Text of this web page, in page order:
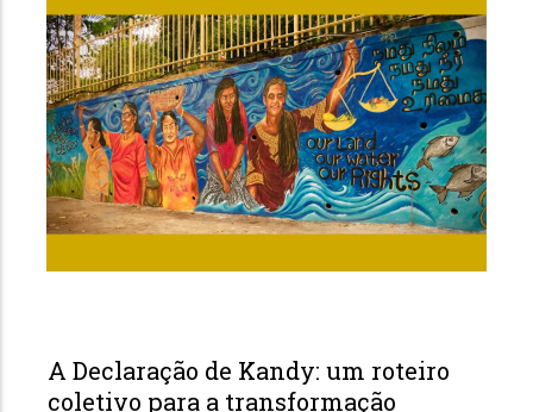
A Declaração de Kandy: um roteiro
coletivo para a transformação